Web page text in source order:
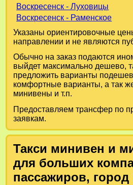
Воскресенск - Луховицы
Воскресенск - Раменское
Указаны ориентировочные
направлении и не являются
Обычно на заказ подаются
выйдет максимально дешево,
предложить варианты
комфортные варианты, а так
минивены и т.п.
Предоставляем трансфер по
заявкам.
Такси минивен и
для больших
пассажиров, город